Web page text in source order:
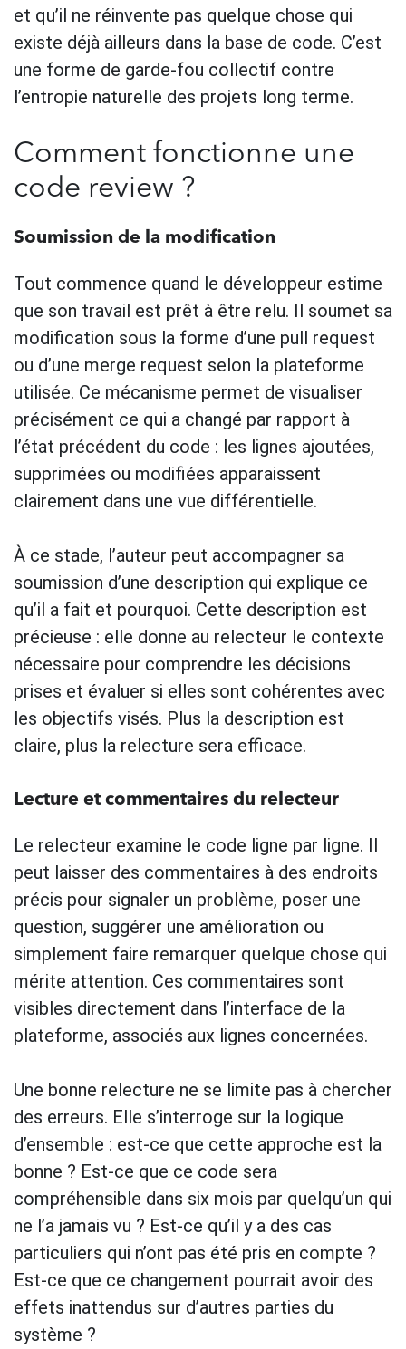
et qu’il ne réinvente pas quelque chose qui
existe déjà ailleurs dans la base de code. C’est
une forme de garde-fou collectif contre
l’entropie naturelle des projets long terme.
Comment fonctionne une
code review ?
Soumission de la modification
Tout commence quand le développeur estime
que son travail est prêt à être relu. Il soumet sa
modification sous la forme d’une pull request
ou d’une merge request selon la plateforme
utilisée. Ce mécanisme permet de visualiser
précisément ce qui a changé par rapport à
l’état précédent du code : les lignes ajoutées,
supprimées ou modifiées apparaissent
clairement dans une vue différentielle.
À ce stade, l’auteur peut accompagner sa
soumission d’une description qui explique ce
qu’il a fait et pourquoi. Cette description est
précieuse : elle donne au relecteur le contexte
nécessaire pour comprendre les décisions
prises et évaluer si elles sont cohérentes avec
les objectifs visés. Plus la description est
claire, plus la relecture sera efficace.
Lecture et commentaires du relecteur
Le relecteur examine le code ligne par ligne. Il
peut laisser des commentaires à des endroits
précis pour signaler un problème, poser une
question, suggérer une amélioration ou
simplement faire remarquer quelque chose qui
mérite attention. Ces commentaires sont
visibles directement dans l’interface de la
plateforme, associés aux lignes concernées.
Une bonne relecture ne se limite pas à chercher
des erreurs. Elle s’interroge sur la logique
d’ensemble : est-ce que cette approche est la
bonne ? Est-ce que ce code sera
compréhensible dans six mois par quelqu’un qui
ne l’a jamais vu ? Est-ce qu’il y a des cas
particuliers qui n’ont pas été pris en compte ?
Est-ce que ce changement pourrait avoir des
effets inattendus sur d’autres parties du
système ?